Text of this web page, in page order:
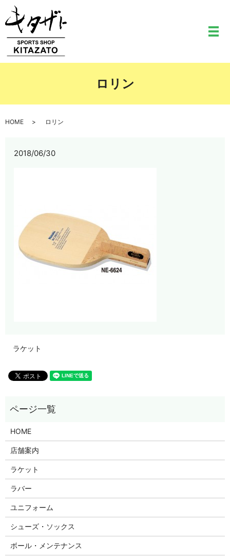
メ
ロリン
HOME ロリン
2018/06/30
ラケット
HOME
店舗案内
ラケット
ラバー
ユニフォーム
シューズ・ソックス
ボール・メンテナンス